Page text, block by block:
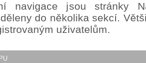
navigace jsou stránky
do několika sekcí.
uživatelům.